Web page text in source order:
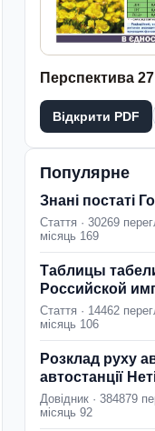
Перспектива 27
Відкрити PDF
Популярне
Знані постаті
Стаття · 30269
місяць 169
Таблицы
Российской
Стаття · 14462
місяць 106
Розклад руху
автостанції
Довідник · 384879
місяць 92